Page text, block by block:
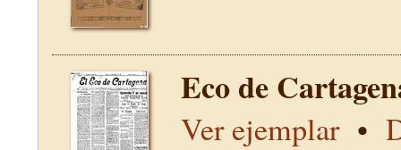
Eco de
Ver ejemplar•